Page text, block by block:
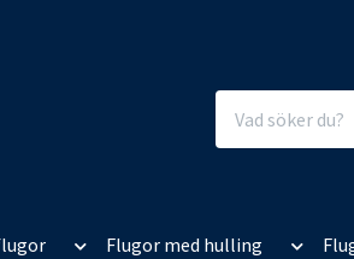
Flugor med hulling